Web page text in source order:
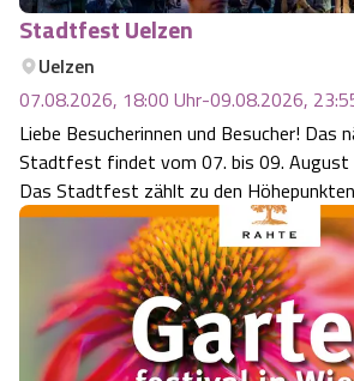
Stadtfest Uelzen
Uelzen
07.08.2026, 18:00 Uhr-09.08.2026,
Liebe Besucherinnen und Besucher! Das
Stadtfest findet vom 07. bis 09.
Das Stadtfest zählt zu den
Veranstaltungskalender der Stadt Uelzen
auch dieses Jahr wieder mit seinem
Angebot und seiner freundlichen
unterha…